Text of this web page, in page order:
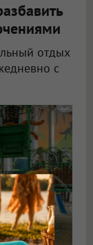
отдых
с